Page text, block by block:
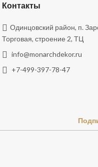
Контакты
Одинцовский район, п.
Торговая, строение 2, ТЦ
info@monarchdekor.ru
+7-499-397-78-47